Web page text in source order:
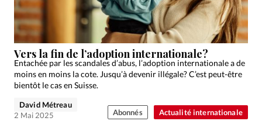
Actualité internationale
Vers la fin de l’adoption internationale?
Entachée par les scandales d’abus, l’adoption internationale a de
moins en moins la cote. Jusqu’à devenir illégale? C’est peut-être
bientôt le cas en Suisse.
David Métreau
2 Mai 2025
Abonnés